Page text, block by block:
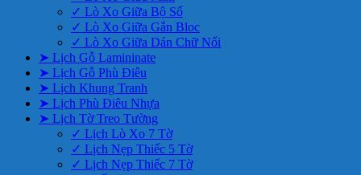
✓ Lò Xo Giữa Bộ Số
✓ Lò Xo Giữa Gắn Bloc
✓ Lò Xo Giữa Dán Chữ Nổi
➤ Lịch Gỗ Lamininate
➤ Lịch Gỗ Phù Điêu
➤ Lịch Khung Tranh
➤ Lịch Phù Điêu Nhựa
➤ Lịch Tờ Treo Tường
✓ Lịch Lò Xo 7 Tờ
✓ Lịch Nẹp Thiếc 5 Tờ
✓ Lịch Nẹp Thiếc 7 Tờ